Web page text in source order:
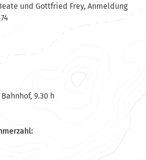
und Gottfried Frey, Anmeldung
9.30 h